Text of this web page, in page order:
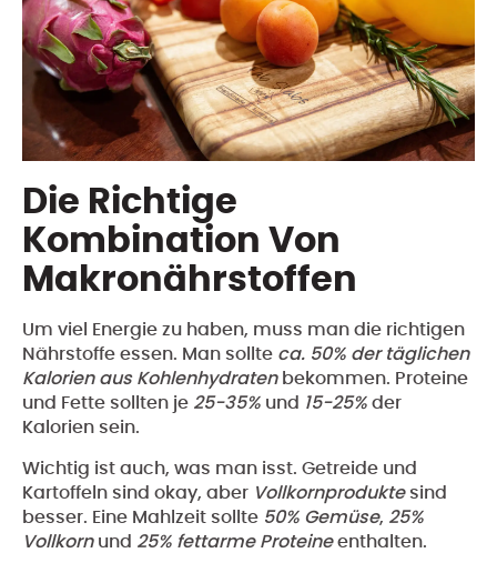
Die Richtige
Kombination Von
Makronährstoffen
Um viel Energie zu haben, muss man die richtigen
Nährstoffe essen. Man sollte ca. 50% der täglichen
Kalorien aus Kohlenhydratenbekommen. Proteine
und Fette sollten je 25-35% und 15-25% der
Kalorien sein.
Wichtig ist auch, was man isst. Getreide und
Kartoffeln sind okay, aber Vollkornproduktesind
besser. Eine Mahlzeit sollte 50% Gemüse, 25%
Vollkornund 25% fettarme Proteineenthalten.